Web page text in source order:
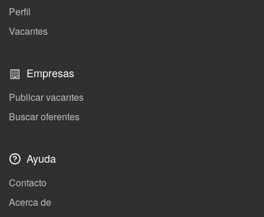
Perfil
Vacantes
Empresas
Publicar vacantes
Buscar oferentes
Ayuda
Contacto
Acerca de